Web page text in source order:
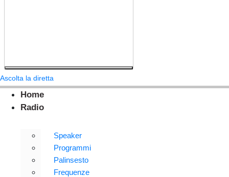
Ascolta la diretta
Home
Radio
Speaker
Programmi
Palinsesto
Frequenze